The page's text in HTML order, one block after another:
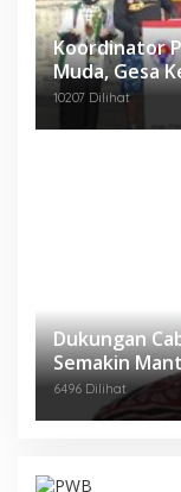
Koordinator
Muda, Gesa
Desa
10207 Dilihat
Dukungan
Semakin
KONI
6496 Dilihat